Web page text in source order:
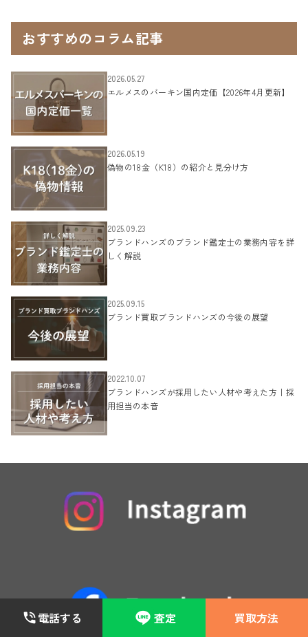
電話する 査定 買取方法
おすすめのコラム記事
2026.05.27
エルメスのバーキン国内定価【2026年4月更新】
2026.05.19
偽物の18金（K18）の紹介と見分け方
2025.09.23
ブランドハンズのブランド鑑定士の業務内容を詳
しく解説
2025.09.15
ブランド買取ブランドハンズの今後の展望
2022.10.07
ブランドハンズが採用したい人材や考えた方｜採
用担当の本音